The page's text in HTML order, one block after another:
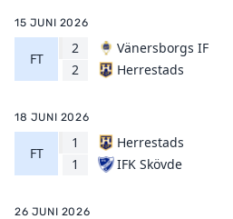
15 JUNI 2026
FT
2
2
Vänersborgs IF
Herrestads
18 JUNI 2026
FT
1
1
Herrestads
IFK Skövde
26 JUNI 2026